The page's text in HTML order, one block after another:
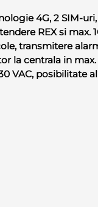
4G, 2 SIM-
REX si max.
transmitere
la centrala in
VAC, posibilitate